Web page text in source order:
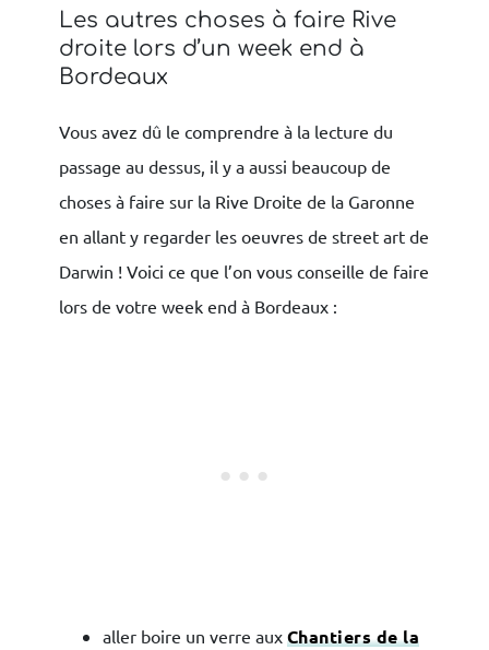
Les autres choses à faire Rive
droite lors d’un week end à
Bordeaux
Vous avez dû le comprendre à la lecture du
passage au dessus, il y a aussi beaucoup de
choses à faire sur la Rive Droite de la Garonne
en allant y regarder les oeuvres de street art de
Darwin ! Voici ce que l’on vous conseille de faire
lors de votre week end à Bordeaux :
aller boire un verre aux Chantiers de la